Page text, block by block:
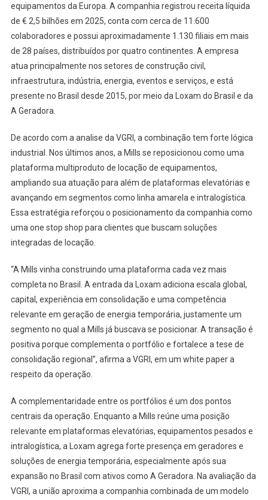
equipamentos da Europa. A companhia registrou receita líquida
de € 2,5 bilhões em 2025, conta com cerca de 11.600
colaboradores e possui aproximadamente 1.130 filiais em mais
de 28 países, distribuídos por quatro continentes. A empresa
atua principalmente nos setores de construção civil,
infraestrutura, indústria, energia, eventos e serviços, e está
presente no Brasil desde 2015, por meio da Loxam do Brasil e da
A Geradora.
De acordo com a analise da VGRI, a combinação tem forte lógica
industrial. Nos últimos anos, a Mills se reposicionou como uma
plataforma multiproduto de locação de equipamentos,
ampliando sua atuação para além de plataformas elevatórias e
avançando em segmentos como linha amarela e intralogística.
Essa estratégia reforçou o posicionamento da companhia como
uma one stop shop para clientes que buscam soluções
integradas de locação.
“A Mills vinha construindo uma plataforma cada vez mais
completa no Brasil. A entrada da Loxam adiciona escala global,
capital, experiência em consolidação e uma competência
relevante em geração de energia temporária, justamente um
segmento no qual a Mills já buscava se posicionar. A transação é
positiva porque complementa o portfólio e fortalece a tese de
consolidação regional”, afirma a VGRI, em um white paper a
respeito da operação.
A complementaridade entre os portfólios é um dos pontos
centrais da operação. Enquanto a Mills reúne uma posição
relevante em plataformas elevatórias, equipamentos pesados e
intralogística, a Loxam agrega forte presença em geradores e
soluções de energia temporária, especialmente após sua
expansão no Brasil com ativos como A Geradora. Na avaliação da
VGRI, a união aproxima a companhia combinada de um modelo